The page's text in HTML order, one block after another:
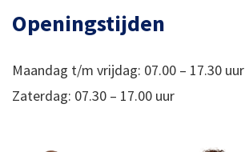
Openingstijden
Maandag t/m vrijdag: 07.00 – 17.30 uur
Zaterdag: 07.30 – 17.00 uur